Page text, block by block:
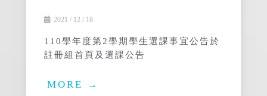
2021 / 12 / 18
110學年度第2學期學生選課事宜公告於
註冊組首頁及選課公告
MORE →